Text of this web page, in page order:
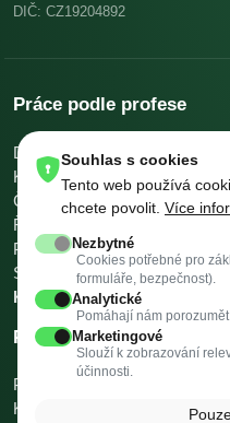
DIČ: CZ19204892
Práce podle profese
Dělníci v oblasti výstavby a
KuchařiSkladníci, obsluha
Číšníci a servírky
Ostatní
Řidiči nákladních automobilů,
Pomocníci v kuchyni
Svářeči
Všechny profese →
Kalkulačky →
Práce podle města
Praha
Kopřivnice
Rožnov pod
Souhlas s cookies
Tento web používá
chcete povolit. Více
Nezbytné
Cookies potřebné pro
formuláře, bezpečnost).
Analytické
Pomáhají nám
Marketingové
Slouží k zobrazování
účinnosti.